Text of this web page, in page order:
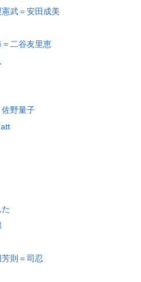
憲武＝安田成美
＝二谷友里恵
佐野量子
た
芳則＝司忍